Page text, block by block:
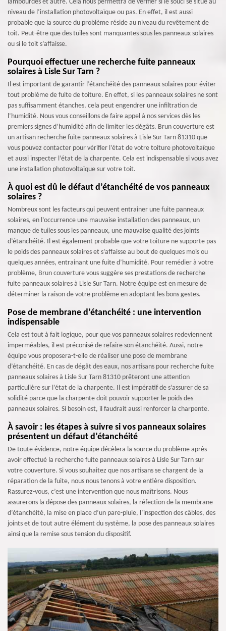
lambourdes et autre. Cela nous permettra de vérifier si le souci se situe au
niveau de l’installation photovoltaïque ou pas. En effet, il est aussi
probable que la source du problème réside au niveau du revêtement de
toit. Peut-être que des tuiles sont manquantes sous les panneaux solaires
ou si le toit s’affaisse.
Pourquoi effectuer une recherche fuite panneaux
solaires à Lisle Sur Tarn ?
Il est important de garantir l’étanchéité des panneaux solaires pour éviter
tout problème de fuite de toiture. En effet, si les panneaux solaires ne sont
pas suffisamment étanches, cela peut engendrer une infiltration de
l’humidité. Nous vous conseillons de faire appel à nos services dès les
premiers signes d’humidité afin de limiter les dégâts. Brun couverture est
un artisan recherche fuite panneaux solaires à Lisle Sur Tarn 81310 que
vous pouvez contacter pour vérifier l’état de votre toiture photovoltaïque
et aussi inspecter l’état de la charpente. Cela est indispensable si vous avez
une installation photovoltaïque sur votre toit.
À quoi est dû le défaut d’étanchéité de vos panneaux
solaires ?
Nombreux sont les facteurs qui peuvent entrainer une fuite panneaux
solaires, en l’occurrence une mauvaise installation des panneaux, un
manque de tuiles sous les panneaux, une mauvaise qualité des joints
d’étanchéité. Il est également probable que votre toiture ne supporte pas
le poids des panneaux solaires et s’affaisse au bout de quelques mois ou
quelques années, entrainant une fuite d’humidité. Pour remédier à votre
problème, Brun couverture vous suggère ses prestations de recherche
fuite panneaux solaires à Lisle Sur Tarn. Notre équipe est en mesure de
déterminer la raison de votre problème en adoptant les bons gestes.
Pose de membrane d’étanchéité : une intervention
indispensable
Cela est tout à fait logique, pour que vos panneaux solaires redeviennent
imperméables, il est préconisé de refaire son étanchéité. Aussi, notre
équipe vous proposera-t-elle de réaliser une pose de membrane
d’étanchéité. En cas de dégât des eaux, nos artisans pour recherche fuite
panneaux solaires à Lisle Sur Tarn 81310 prêteront une attention
particulière sur l’état de la charpente. Il est impératif de s’assurer de sa
solidité parce que la charpente doit pouvoir supporter le poids des
panneaux solaires. Si besoin est, il faudrait aussi renforcer la charpente.
À savoir : les étapes à suivre si vos panneaux solaires
présentent un défaut d’étanchéité
De toute évidence, notre équipe décèlera la source du problème après
avoir effectué la recherche fuite panneaux solaires à Lisle Sur Tarn sur
votre couverture. Si vous souhaitez que nos artisans se chargent de la
réparation de la fuite, nous nous tenons à votre entière disposition.
Rassurez-vous, c’est une intervention que nous maîtrisons. Nous
assurerons la dépose des panneaux solaires, la réfection de la membrane
d’étanchéité, la mise en place d’un pare-pluie, l’inspection des câbles, des
joints et de tout autre élément du système, la pose des panneaux solaires
ainsi que la remise sous tension du dispositif.